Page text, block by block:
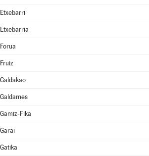
Etxebarri
Etxebarria
Forua
Fruiz
Galdakao
Galdames
Gamiz-Fika
Garai
Gatika